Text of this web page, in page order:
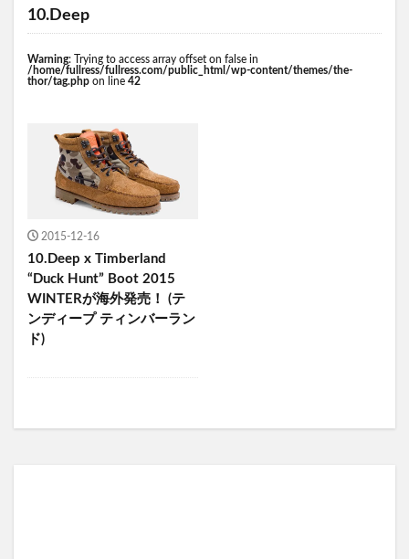
10.Deep
Warning: Trying to access array offset on false in
/home/fullress/fullress.com/public_html/wp-content/themes/the-
thor/tag.php on line 42
2015-12-16
10.Deep x Timberland
“Duck Hunt” Boot 2015
WINTERが海外発売！ (テ
ンディープ ティンバーラン
ド)